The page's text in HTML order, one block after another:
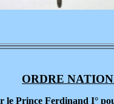
ORDRE
le Prince Ferdinand I°